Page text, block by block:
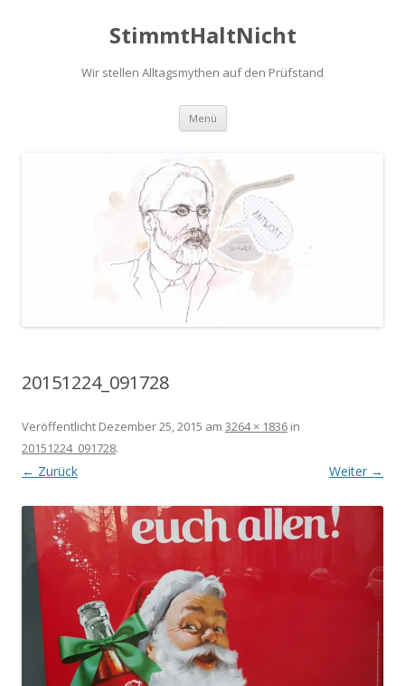
StimmtHaltNicht
Wir stellen Alltagsmythen auf den Prüfstand
Menü Zum
springen
20151224_091728
Veröffentlicht Dezember 25, 2015 am 3264 × 1836 in
20151224_091728.
← Zurück Weiter →